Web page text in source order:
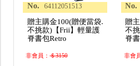
No. 64112051513
贈主購金100(贈便當袋.
不挑款)【Frii】輕量護
脊書包Retro
非會員：＄3150
No.
贈
不
脊
非會